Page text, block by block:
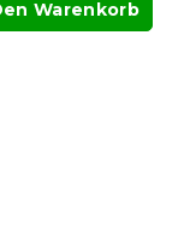
Warenkorb